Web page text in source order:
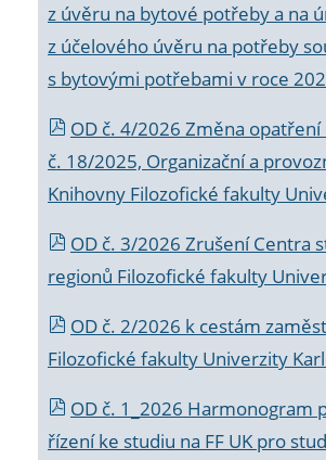
z úvěru na bytové potřeby a na
z účelového úvěru na potřeby
s bytovými potřebami v roce
OD č. 4/2026 Změna opatření
č. 18/2025, Organizační a
Knihovny Filozofické fakulty
OD č. 3/2026 Zrušení Centra
regionů Filozofické fakulty
OD č. 2/2026 k cestám
Filozofické fakulty Univerzity
OD č. 1_2026 Harmonogram
řízení ke studiu na FF UK pro